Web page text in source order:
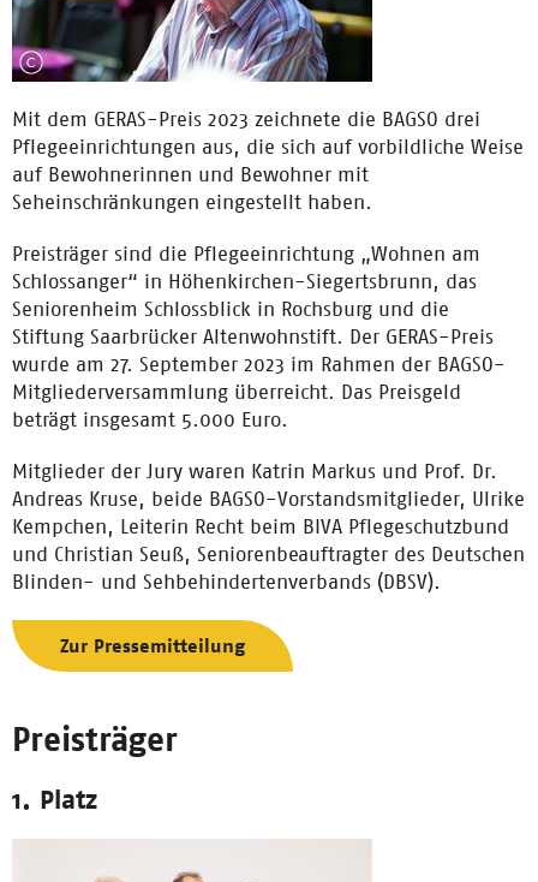
Mit dem GERAS-Preis 2023 zeichnete die BAGSO drei
Pflegeeinrichtungen aus, die sich auf vorbildliche Weise
auf Bewohnerinnen und Bewohner mit
Seheinschränkungen eingestellt haben.
Preisträger sind die Pflegeeinrichtung „Wohnen am
Schlossanger“ in Höhenkirchen-Siegertsbrunn, das
Seniorenheim Schlossblick in Rochsburg und die
Stiftung Saarbrücker Altenwohnstift. Der GERAS-Preis
wurde am 27. September 2023 im Rahmen der BAGSO-
Mitgliederversammlung überreicht. Das Preisgeld
beträgt insgesamt 5.000 Euro.
Mitglieder der Jury waren Katrin Markus und Prof. Dr.
Andreas Kruse, beide BAGSO-Vorstandsmitglieder, Ulrike
Kempchen, Leiterin Recht beim BIVA Pflegeschutzbund
und Christian Seuß, Seniorenbeauftragter des Deutschen
Blinden- und Sehbehindertenverbands (DBSV).
Zur Pressemitteilung
Preisträger
1. Platz